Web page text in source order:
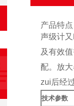
产品特点
声级计
及有效
配。放
zui后经
技术参数